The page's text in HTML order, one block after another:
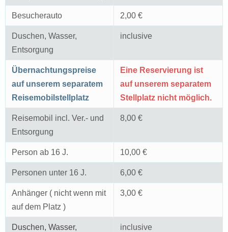
Besucherauto 2,00 €
Duschen, Wasser,
Entsorgung
inclusive
Übernachtungspreise
auf unserem separatem
Reisemobilstellplatz
Eine Reservierung ist
auf unserem separatem
Stellplatz nicht möglich.
Reisemobil incl. Ver.- und
Entsorgung
8,00 €
Person ab 16 J. 10,00 €
Personen unter 16 J. 6,00 €
Anhänger ( nicht wenn mit
auf dem Platz )
3,00 €
Duschen, Wasser,
inclusive